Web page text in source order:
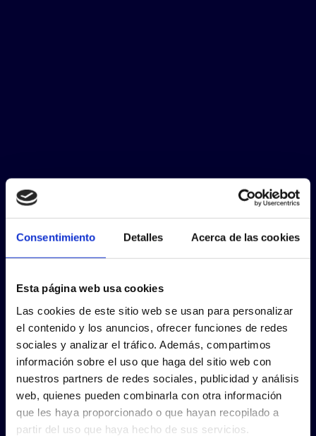
Consentimiento Detalles Acerca de las cookies
Esta página web usa cookies
Las cookies de este sitio web se usan para personalizar
el contenido y los anuncios, ofrecer funciones de redes
sociales y analizar el tráfico. Además, compartimos
información sobre el uso que haga del sitio web con
nuestros partners de redes sociales, publicidad y análisis
web, quienes pueden combinarla con otra información
que les haya proporcionado o que hayan recopilado a
partir del uso que haya hecho de sus servicios.